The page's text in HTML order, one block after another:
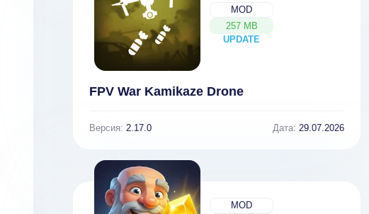
MOD
257 MB
UPDATE
NEW
FPV War Kamikaze Drone
Версия: 2.17.0 Дата: 29.07.2026
MOD